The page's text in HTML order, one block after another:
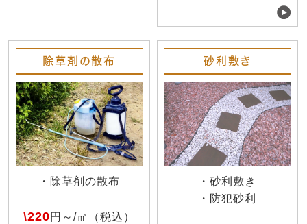
除草剤の散布
・除草剤の散布
\220円～/㎡（税込）
砂利敷き
・砂利敷き
・防犯砂利